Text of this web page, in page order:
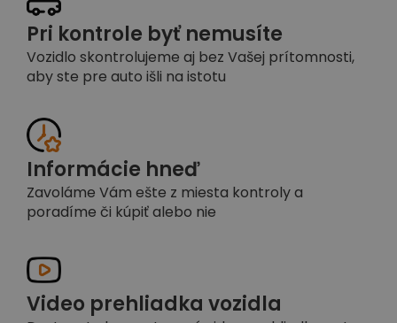
Pri kontrole byť nemusíte
Vozidlo skontrolujeme aj bez Vašej prítomnosti,
aby ste pre auto išli na istotu
Informácie hneď
Zavoláme Vám ešte z miesta kontroly a
poradíme či kúpiť alebo nie
Video prehliadka vozidla